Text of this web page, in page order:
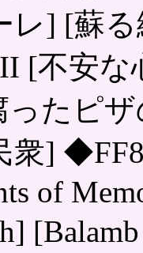
レ] [蘇
[不安な
ったピ
衆]
of